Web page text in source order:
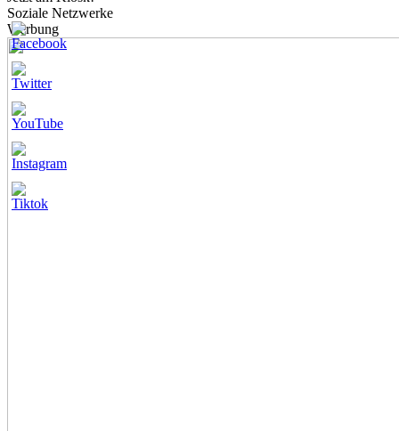
Soziale Netzwerke
Werbung